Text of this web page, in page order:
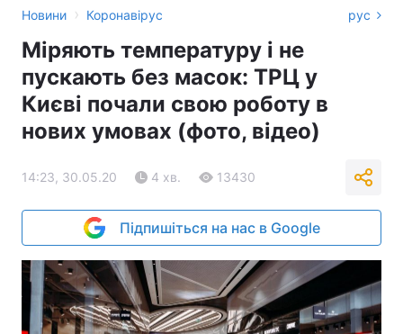
Новини › Коронавірус рус
Міряють температуру і не
пускають без масок: ТРЦ у
Києві почали свою роботу в
нових умовах (фото, відео)
14:23, 30.05.20 4 хв. 13430
Підпишіться на нас в Google